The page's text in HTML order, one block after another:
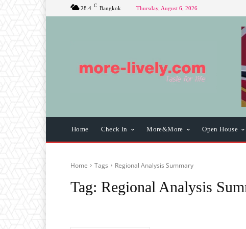
28.4 C Bangkok Thursday, August 6, 2026
Home Check In More&More Open House
Home Tags Regional Analysis Summary
Tag: Regional Analysis